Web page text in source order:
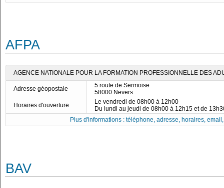
AFPA
AGENCE NATIONALE POUR LA FORMATION PROFESSIONNELLE DES
Adresse géopostale
5 route de Sermoise
58000 Nevers
Horaires d'ouverture
Le vendredi de 08h00 à 12h00
Du lundi au jeudi de 08h00 à 12h15 et de
Plus d'informations : téléphone, adresse, horaires,
BAV